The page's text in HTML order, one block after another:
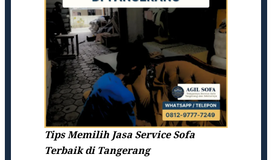
Tips Memilih Jasa Service Sofa
Terbaik di Tangerang